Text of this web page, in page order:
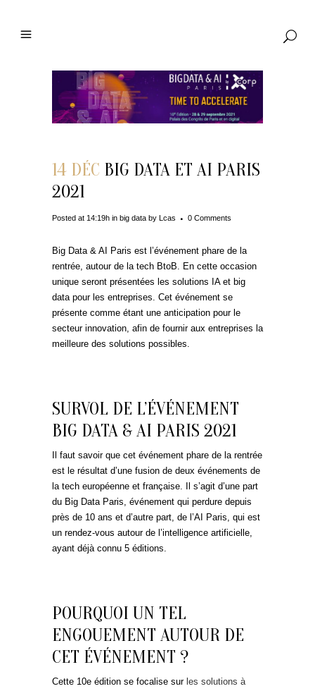
14 DÉC BIG DATA ET AI PARIS
2021
Posted at 14:19h in big data by Lcas 0 Comments
Big Data & AI Paris est l’événement phare de la
rentrée, autour de la tech BtoB. En cette occasion
unique seront présentées les solutions IA et big
data pour les entreprises. Cet événement se
présente comme étant une anticipation pour le
secteur innovation, afin de fournir aux entreprises la
meilleure des solutions possibles.
SURVOL DE L’ÉVÉNEMENT
BIG DATA & AI PARIS 2021
Il faut savoir que cet événement phare de la rentrée
est le résultat d’une fusion de deux événements de
la tech européenne et française. Il s’agit d’une part
du Big Data Paris, événement qui perdure depuis
près de 10 ans et d’autre part, de l’AI Paris, qui est
un rendez-vous autour de l’intelligence artificielle,
ayant déjà connu 5 éditions.
POURQUOI UN TEL
ENGOUEMENT AUTOUR DE
CET ÉVÉNEMENT ?
Cette 10e édition se focalise sur les solutions à